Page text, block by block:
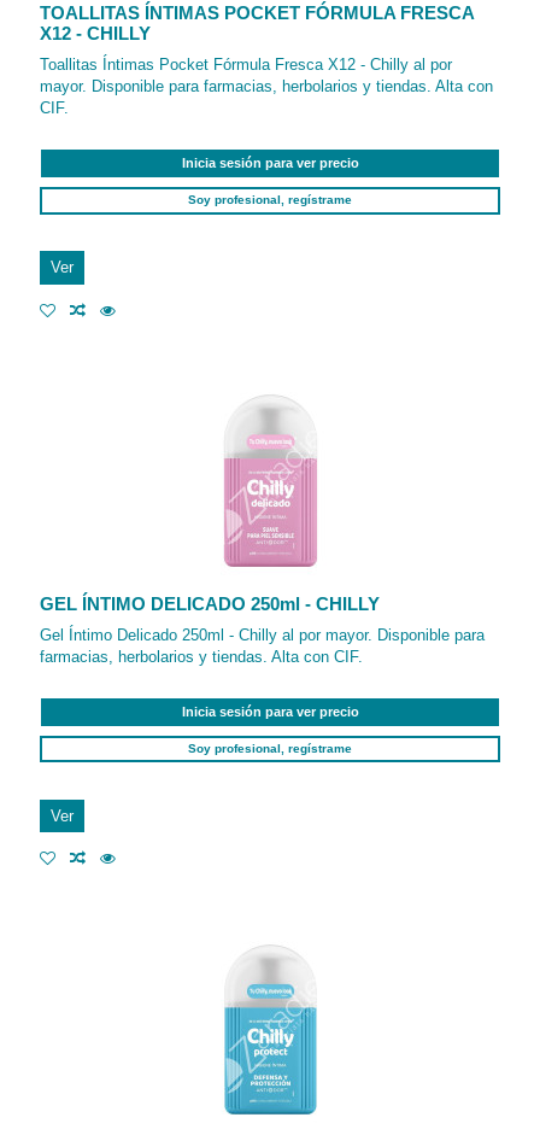
TOALLITAS ÍNTIMAS POCKET FÓRMULA FRESCA
X12 - CHILLY
Toallitas Íntimas Pocket Fórmula Fresca X12 - Chilly al por
mayor. Disponible para farmacias, herbolarios y tiendas. Alta con
CIF.
Inicia sesión para ver precio
Soy profesional, regístrame
Ver
GEL ÍNTIMO DELICADO 250ml - CHILLY
Gel Íntimo Delicado 250ml - Chilly al por mayor. Disponible para
farmacias, herbolarios y tiendas. Alta con CIF.
Inicia sesión para ver precio
Soy profesional, regístrame
Ver